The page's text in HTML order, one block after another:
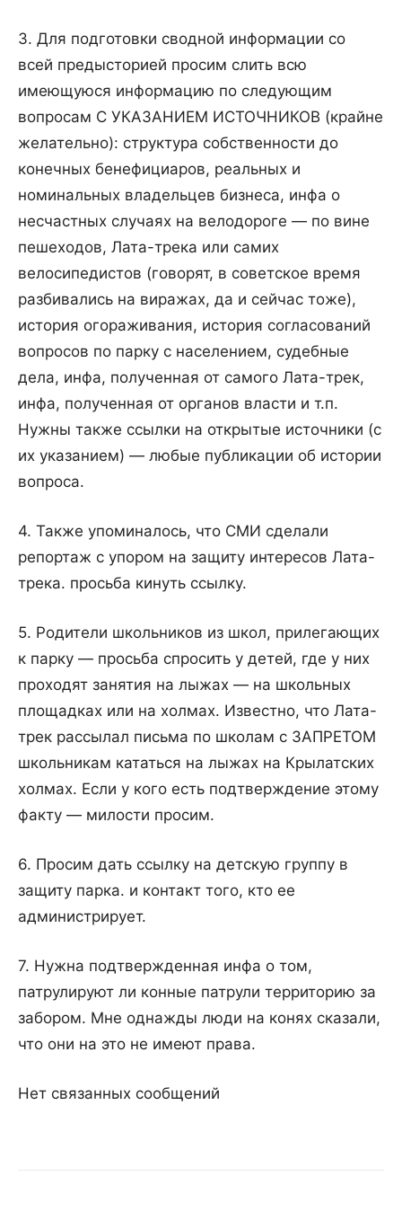
3. Для подготовки сводной информации со
всей предысторией просим слить всю
имеющуюся информацию по следующим
вопросам С УКАЗАНИЕМ ИСТОЧНИКОВ (крайне
желательно): структура собственности до
конечных бенефициаров, реальных и
номинальных владельцев бизнеса, инфа о
несчастных случаях на велодороге — по вине
пешеходов, Лата-трека или самих
велосипедистов (говорят, в советское время
разбивались на виражах, да и сейчас тоже),
история огораживания, история согласований
вопросов по парку с населением, судебные
дела, инфа, полученная от самого Лата-трек,
инфа, полученная от органов власти и т.п.
Нужны также ссылки на открытые источники (с
их указанием) — любые публикации об истории
вопроса.
4. Также упоминалось, что СМИ сделали
репортаж с упором на защиту интересов Лата-
трека. просьба кинуть ссылку.
5. Родители школьников из школ, прилегающих
к парку — просьба спросить у детей, где у них
проходят занятия на лыжах — на школьных
площадках или на холмах. Известно, что Лата-
трек рассылал письма по школам с ЗАПРЕТОМ
школьникам кататься на лыжах на Крылатских
холмах. Если у кого есть подтверждение этому
факту — милости просим.
6. Просим дать ссылку на детскую группу в
защиту парка. и контакт того, кто ее
администрирует.
7. Нужна подтвержденная инфа о том,
патрулируют ли конные патрули территорию за
забором. Мне однажды люди на конях сказали,
что они на это не имеют права.
Нет связанных сообщений